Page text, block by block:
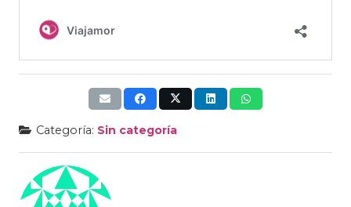
Categoría: Sin categoría